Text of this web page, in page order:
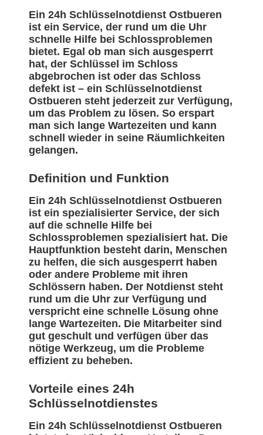
Ein 24h Schlüsselnotdienst Ostbueren
ist ein Service, der rund um die Uhr
schnelle Hilfe bei Schlossproblemen
bietet. Egal ob man sich ausgesperrt
hat, der Schlüssel im Schloss
abgebrochen ist oder das Schloss
defekt ist – ein Schlüsselnotdienst
Ostbueren steht jederzeit zur Verfügung,
um das Problem zu lösen. So erspart
man sich lange Wartezeiten und kann
schnell wieder in seine Räumlichkeiten
gelangen.
Definition und Funktion
Ein 24h Schlüsselnotdienst Ostbueren
ist ein spezialisierter Service, der sich
auf die schnelle Hilfe bei
Schlossproblemen spezialisiert hat. Die
Hauptfunktion besteht darin, Menschen
zu helfen, die sich ausgesperrt haben
oder andere Probleme mit ihren
Schlössern haben. Der Notdienst steht
rund um die Uhr zur Verfügung und
verspricht eine schnelle Lösung ohne
lange Wartezeiten. Die Mitarbeiter sind
gut geschult und verfügen über das
nötige Werkzeug, um die Probleme
effizient zu beheben.
Vorteile eines 24h
Schlüsselnotdienstes
Ein 24h Schlüsselnotdienst Ostbueren